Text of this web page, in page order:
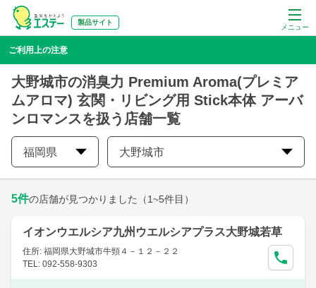
メニュー
製品サイト
ご利用上の注意
大野城市の消臭力 Premium Aroma(プレミア
ムアロマ) 玄関・リビング用 Stick本体 アーバ
ンロマンスを扱う店舗一覧
福岡県 大野城市
5件の店舗が見つかりました （1~5件目）
イオンウエルシア九州ウエルシアプラス大野城若草
住所: 福岡県大野城市牛頸４－１２－２２
TEL: 092-558-9303